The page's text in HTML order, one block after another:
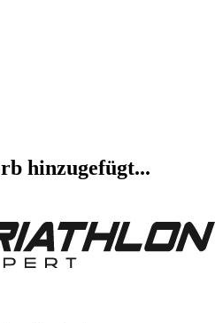
hinzugefügt...